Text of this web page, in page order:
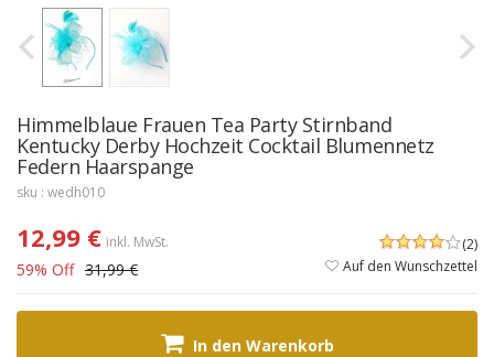
Himmelblaue Frauen Tea Party Stirnband
Kentucky Derby Hochzeit Cocktail Blumennetz
Federn Haarspange
sku : wedh010
12,99 € inkl. MwSt.
59% Off 31,99 €
(2)
Auf den Wunschzettel
In den Warenkorb